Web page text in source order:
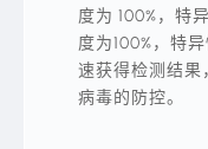
度为 100%，特
度为100%，特
速获得检测结
病毒的防控。